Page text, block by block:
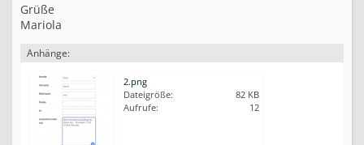
Grüße
Mariola
Anhänge:
2.png
Dateigröße:
82 KB
Aufrufe:
12